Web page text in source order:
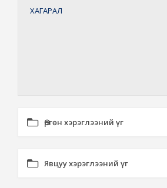
ХАГАРАЛ
Өргөн хэрэглээний үг
Явцуу хэрэглээний үг